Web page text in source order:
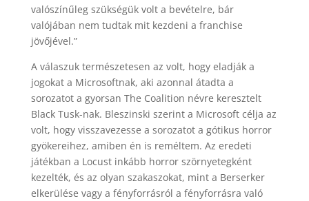
valószínűleg szükségük volt a bevételre, bár
valójában nem tudtak mit kezdeni a franchise
jövőjével.”
A válaszuk természetesen az volt, hogy eladják a
jogokat a Microsoftnak, aki azonnal átadta a
sorozatot a gyorsan The Coalition névre keresztelt
Black Tusk-nak. Bleszinski szerint a Microsoft célja az
volt, hogy visszavezesse a sorozatot a gótikus horror
gyökereihez, amiben én is reméltem. Az eredeti
játékban a Locust inkább horror szörnyetegként
kezelték, és az olyan szakaszokat, mint a Berserker
elkerülése vagy a fényforrásról a fényforrásra való